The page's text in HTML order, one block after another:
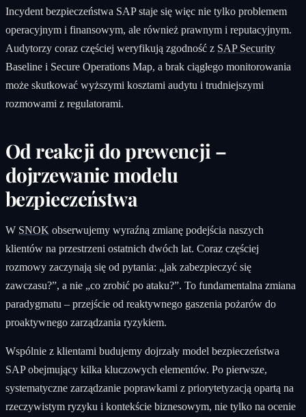
Incydent bezpieczeństwa SAP staje się więc nie tylko problemem
operacyjnym i finansowym, ale również prawnym i reputacyjnym.
Audytorzy coraz częściej weryfikują zgodność z SAP Security
Baseline i Secure Operations Map, a brak ciągłego monitorowania
może skutkować wyższymi kosztami audytu i trudniejszymi
rozmowami z regulatorami.
Od reakcji do prewencji –
dojrzewanie modelu
bezpieczeństwa
W SNOK obserwujemy wyraźną zmianę podejścia naszych
klientów na przestrzeni ostatnich dwóch lat. Coraz częściej
rozmowy zaczynają się od pytania: „jak zabezpieczyć się
zawczasu?”, a nie „co zrobić po ataku?”. To fundamentalna zmiana
paradygmatu – przejście od reaktywnego gaszenia pożarów do
proaktywnego zarządzania ryzykiem.
Wspólnie z klientami budujemy dojrzały model bezpieczeństwa
SAP obejmujący kilka kluczowych elementów. Po pierwsze,
systematyczne zarządzanie poprawkami z priorytetyzacją opartą na
rzeczywistym ryzyku i kontekście biznesowym, nie tylko na ocenie